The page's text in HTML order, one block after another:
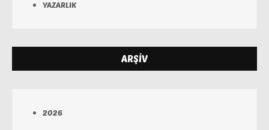
YAZARLIK
ARŞİV
2026